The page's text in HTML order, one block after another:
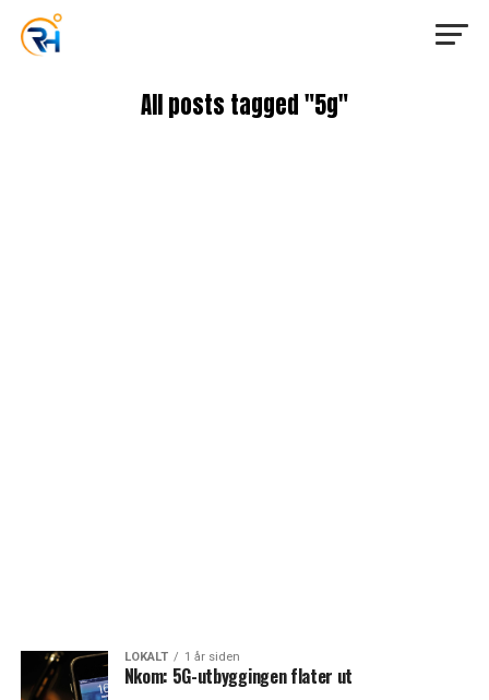
All posts tagged "5g"
LOKALT 1 år siden
Nkom: 5G-utbyggingen flater ut